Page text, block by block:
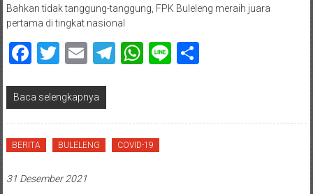
Bahkan tidak tanggung-tanggung, FPK Buleleng meraih juara
pertama di tingkat nasional
Facebook
Twitter
EmailTelegram
WhatsApp
LineShare
Baca selengkapnya
BERITA BULELENG COVID-19
31 Desember 2021